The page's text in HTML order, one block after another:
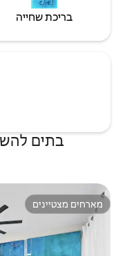
חניה חינם במקום
עם גישה לאגם